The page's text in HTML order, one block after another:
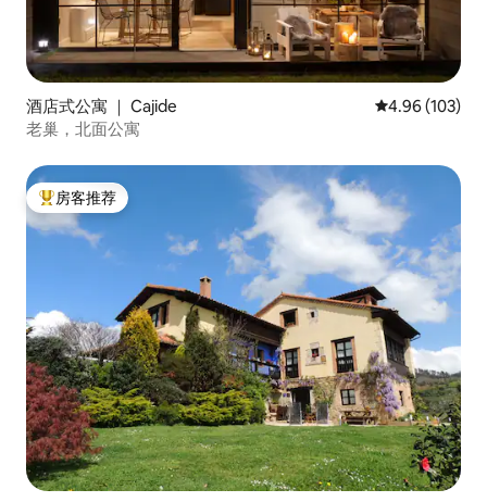
酒店式公寓 ｜ Cajide 平均评分 4.96
4.96 (103)
老巢，北面公寓
热门「房客推荐」
房客推荐